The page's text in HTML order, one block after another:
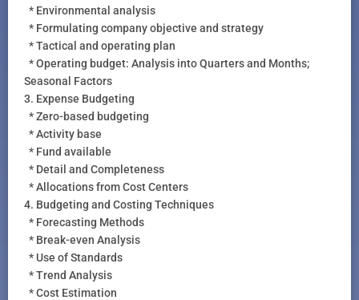
* Environmental analysis
* Formulating company objective and strategy
* Tactical and operating plan
* Operating budget: Analysis into Quarters and Months;
Seasonal Factors
3. Expense Budgeting
* Zero-based budgeting
* Activity base
* Fund available
* Detail and Completeness
* Allocations from Cost Centers
4. Budgeting and Costing Techniques
* Forecasting Methods
* Break-even Analysis
* Use of Standards
* Trend Analysis
* Cost Estimation